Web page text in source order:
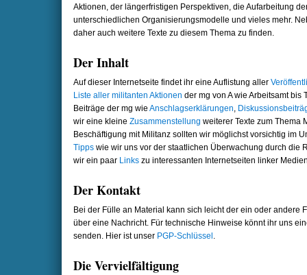
Aktionen, der längerfristigen Perspektiven, die Aufarbeitung
unterschiedlichen Organisierungsmodelle und vieles mehr.
daher auch weitere Texte zu diesem Thema zu finden.
Der Inhalt
Auf dieser Internetseite findet ihr eine Auflistung aller
Liste aller militanten Aktionen der mg von A wie Arbeitsamt
Beiträge der mg wie Anschlagserklärungen,
wir eine kleine Zusammenstellung weiterer Texte zum Thema
Beschäftigung mit Militanz sollten wir möglichst vorsichtig im
Tipps wie wir uns vor der staatlichen Überwachung durch die
wir ein paar Links zu interessanten Internetseiten linker
Der Kontakt
Bei der Fülle an Material kann sich leicht der ein oder
über eine Nachricht. Für technische Hinweise könnt ihr uns
senden. Hier ist unser PGP-Schlüssel .
Die Vervielfältigung